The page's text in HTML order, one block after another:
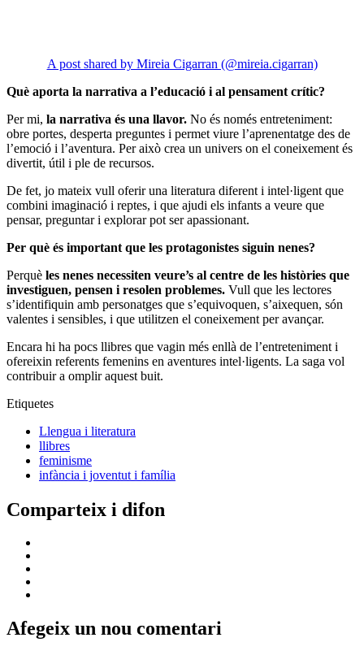
A post shared by Mireia Cigarran (@mireia.cigarran)
Què aporta la narrativa a l’educació i al pensament crític?
Per mi, la narrativa és una llavor. No és només entreteniment:
obre portes, desperta preguntes i permet viure l’aprenentatge des de
l’emoció i l’aventura. Per això crea un univers on el coneixement és
divertit, útil i ple de recursos.
De fet, jo mateix vull oferir una literatura diferent i intel·ligent que
combini imaginació i reptes, i que ajudi els infants a veure que
pensar, preguntar i explorar pot ser apassionant.
Per què és important que les protagonistes siguin nenes?
Perquè les nenes necessiten veure’s al centre de les històries que
investiguen, pensen i resolen problemes. Vull que les lectores
s’identifiquin amb personatges que s’equivoquen, s’aixequen, són
valentes i sensibles, i que utilitzen el coneixement per avançar.
Encara hi ha pocs llibres que vagin més enllà de l’entreteniment i
ofereixin referents femenins en aventures intel·ligents. La saga vol
contribuir a omplir aquest buit.
Etiquetes
Llengua i literatura
llibres
feminisme
infància i joventut i família
Comparteix i difon
Afegeix un nou comentari